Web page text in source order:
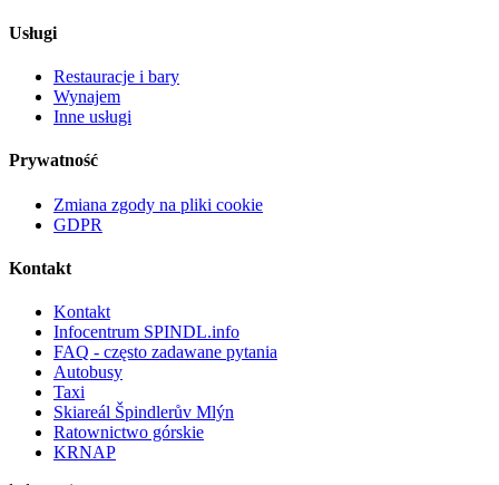
Usługi
Restauracje i bary
Wynajem
Inne usługi
Prywatność
Zmiana zgody na pliki cookie
GDPR
Kontakt
Kontakt
Infocentrum SPINDL.info
FAQ - często zadawane pytania
Autobusy
Taxi
Skiareál Špindlerův Mlýn
Ratownictwo górskie
KRNAP